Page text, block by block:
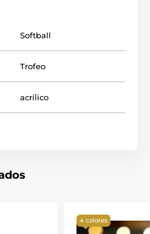
Softball
Trofeo
acrílico
4 colores